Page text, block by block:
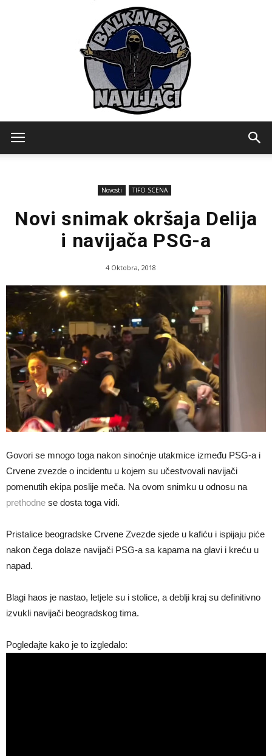
Novosti TIFO SCENA
Novi snimak okršaja Delija
i navijača PSG-a
4 Oktobra, 2018
Govori se mnogo toga nakon sinoćnje utakmice između PSG-a i
Crvene zvezde o incidentu u kojem su učestvovali navijači
pomenutih ekipa poslije meča. Na ovom snimku u odnosu na
prethodne se dosta toga vidi.
Pristalice beogradske Crvene Zvezde sjede u kafiću i ispijaju piće
nakon čega dolaze navijači PSG-a sa kapama na glavi i kreću u
napad.
Blagi haos je nastao, letjele su i stolice, a deblji kraj su definitivno
izvukli navijači beogradskog tima.
Pogledajte kako je to izgledalo: